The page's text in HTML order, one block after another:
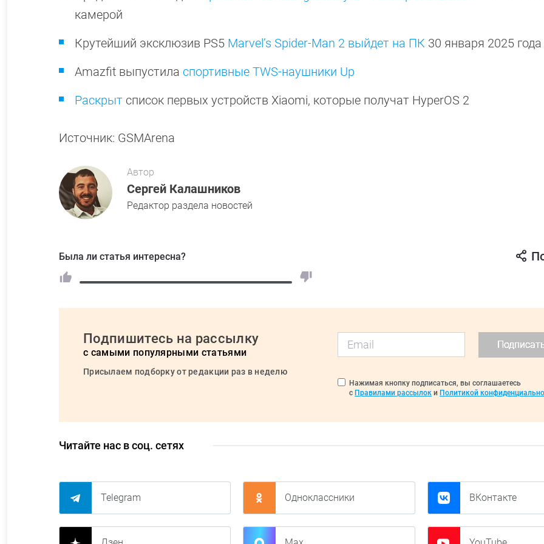
камерой
Крутейший эксклюзив PS5 Marvel’s Spider-Man 2 выйдет на ПК 30 января 2025 года
Amazfit выпустила спортивные TWS-наушники Up
Раскрыт список первых устройств Xiaomi, которые получат HyperOS 2
Источник: GSMArena
Автор
Сергей Калашников
Редактор раздела новостей
Была ли статья интересна?
Подпишитесь на рассылку
с самыми популярными статьями
Присылаем подборку от редакции раз в неделю
Нажимая кнопку подписаться, вы соглашаетесь
с Правилами рассылок и Политикой
Читайте нас в соц. сетях
Telegram Одноклассники ВКонтакте